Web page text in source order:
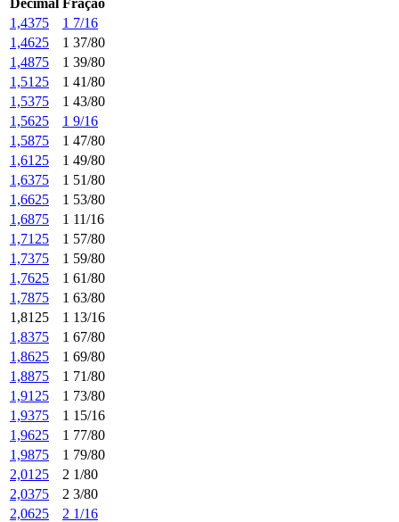
1,4375
1 7/16
1,4625
1 37/80
1,4875
1 39/80
1,5125
1 41/80
1,5375
1 43/80
1,5625
1 9/16
1,5875
1 47/80
1,6125
1 49/80
1,6375
1 51/80
1,6625
1 53/80
1,6875
1 11/16
1,7125
1 57/80
1,7375
1 59/80
1,7625
1 61/80
1,7875
1 63/80
1,8125
1 13/16
1,8375
1 67/80
1,8625
1 69/80
1,8875
1 71/80
1,9125
1 73/80
1,9375
1 15/16
1,9625
1 77/80
1,9875
1 79/80
2,0125
2 1/80
2,0375
2 3/80
2,0625
2 1/16